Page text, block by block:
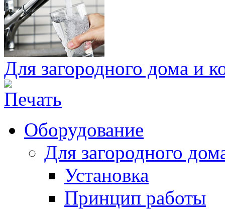
Для загородного дома и
Оборудование
Для загородного
Установка
Принцип работы